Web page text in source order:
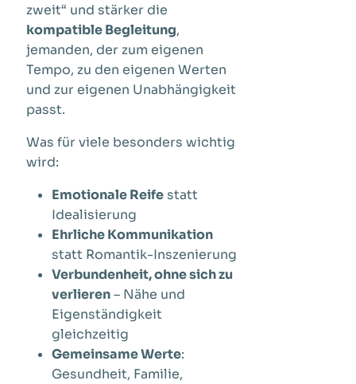
zweit“ und stärker die
kompatible Begleitung,
jemanden, der zum eigenen
Tempo, zu den eigenen Werten
und zur eigenen Unabhängigkeit
passt.
Was für viele besonders wichtig
wird:
Emotionale Reifestatt
Idealisierung
Ehrliche Kommunikation
statt Romantik-Inszenierung
Verbundenheit, ohne sich zu
verlieren– Nähe und
Eigenständigkeit
gleichzeitig
Gemeinsame Werte:
Gesundheit, Familie,